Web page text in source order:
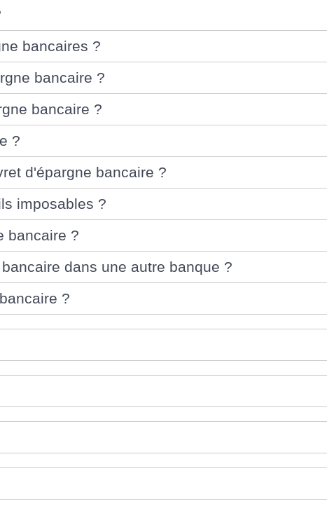
bancaires ?
bancaire ?
bancaire ?
?
d'épargne bancaire ?
imposables ?
bancaire ?
dans une autre banque ?
?